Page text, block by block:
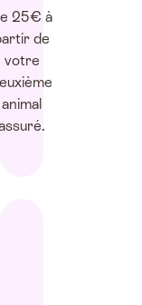
25€ à
de
votre
animal